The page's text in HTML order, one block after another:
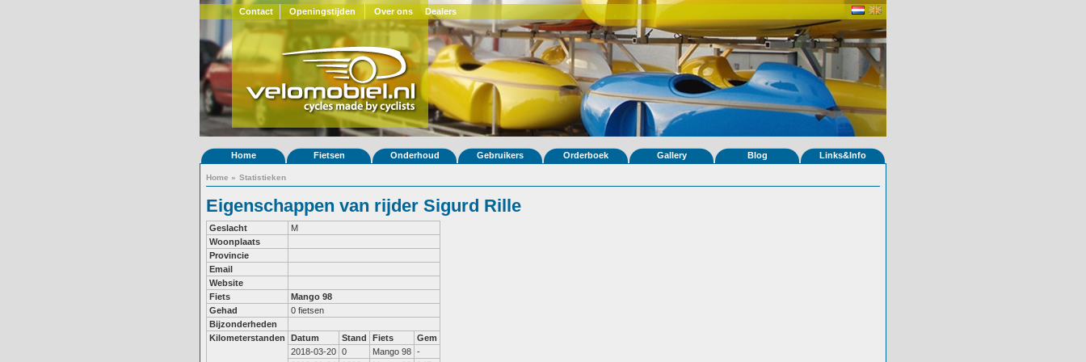
Contact Openingstijden Over ons Dealers
Home Fietsen Onderhoud Gebruikers Orderboek Gallery Blog Links&Info
Home » Statistieken
Eigenschappen van rijder Sigurd Rille
Geslacht
M
Woonplaats
Provincie
Email
Website
Fiets
Mango 98
Gehad
0 fietsen
Bijzonderheden
Kilometerstanden
Datum Stand Fiets
Gem
2018-03-20 0 Mango 98 -